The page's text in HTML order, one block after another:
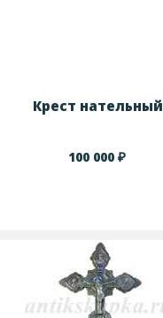
Крест нательный
100 000 ₽